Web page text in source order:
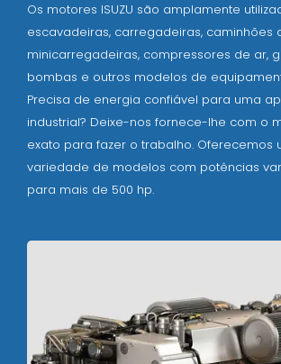
Os motores ISUZU são amplamente
escavadeiras, carregadeiras, caminhões
minicarregadeiras, compressores de ar,
bombas e outros modelos de
Precisa de energia confiável para uma
industrial? Deixe-nos fornece-lhe com o
exato para fazer o trabalho. Oferecemos
variedade de modelos com potências
para mais de 500 hp.